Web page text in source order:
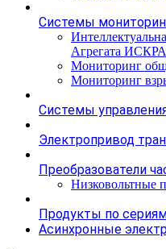
Системы
Агрегата
Мониторинг
Мониторинг
Системы
Электропривод
Преобразователи
Низковольтные
Продукты по
Асинхронные